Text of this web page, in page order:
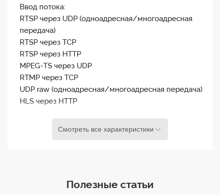
Мбит. Превосходное качество изображения с
очень низкой задержкой. Декодирование H.264.
Поддержка RTP/RTSP (одноадресная/
многоадресная рассылка), RTMP, UDP
(одноадресная/многоадресная рассылка), TCP,
HTTP, HLS и MPEG-TS. Веб-интерфейс для
настройки и управления. Встроенный
видеоскейлер. Поддержка видео и аудио в
формате Full HD. Поддержка HDMI и композитного
Ввод потока:
RTSP через UDP (одноадресная/многоадресная
передача)
RTSP через TCP
RTSP через HTTP
MPEG-TS через UDP
RTMP через TCP
UDP raw (одноадресная/многоадресная передача)
HLS через HTTP
Аудио выходСмотреть все характеристики
Полезные статьи